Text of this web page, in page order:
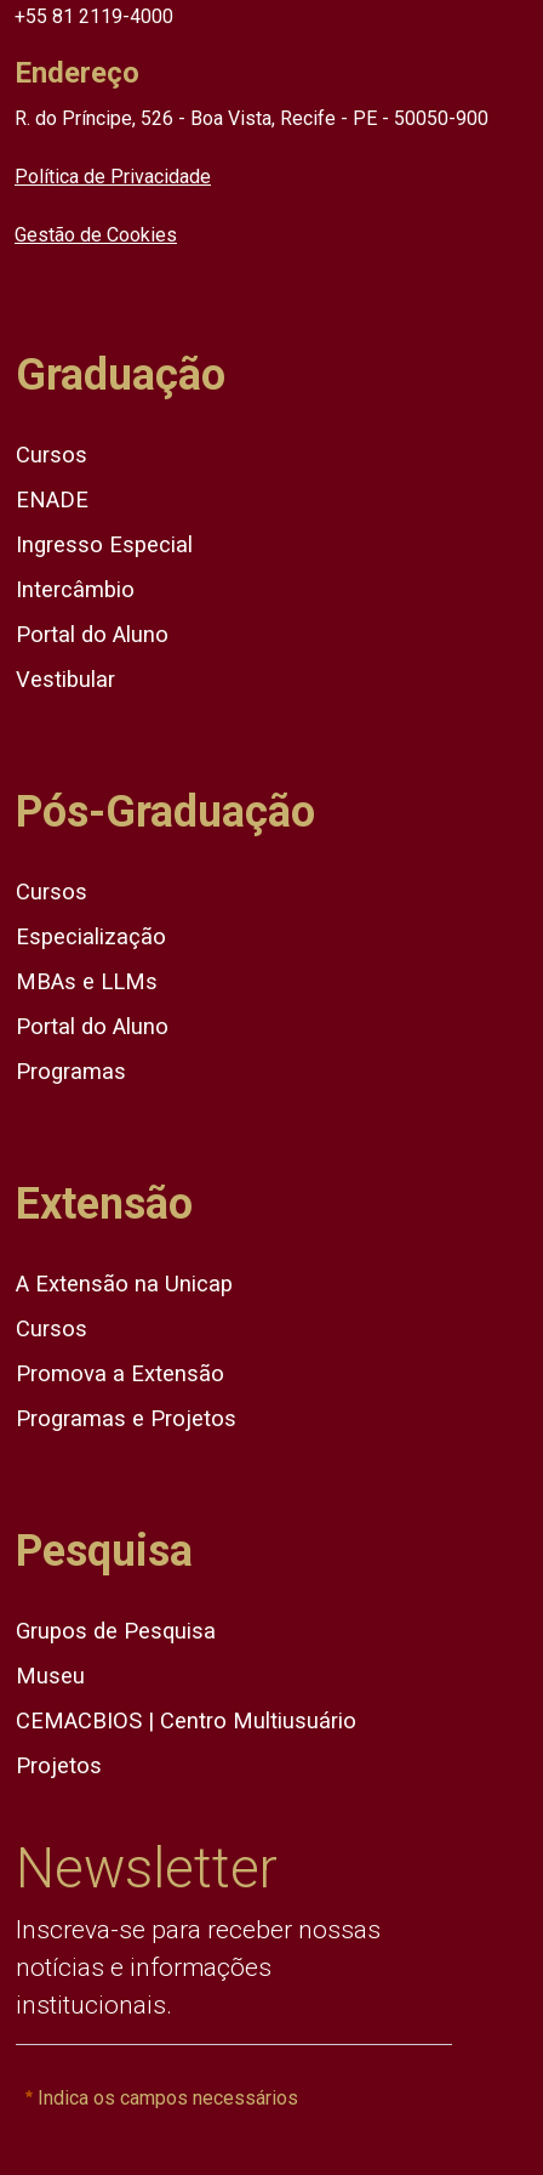
+55 81 2119-4000
Endereço
R. do Príncipe, 526 - Boa Vista, Recife - PE - 50050-900
Política de Privacidade
Gestão de Cookies
Graduação
Cursos
ENADE
Ingresso Especial
Intercâmbio
Portal do Aluno
Vestibular
Pós-Graduação
Cursos
Especialização
MBAs e LLMs
Portal do Aluno
Programas
Extensão
A Extensão na Unicap
Cursos
Promova a Extensão
Programas e Projetos
Pesquisa
Grupos de Pesquisa
Museu
CEMACBIOS | Centro Multiusuário
Projetos
Newsletter
Inscreva-se para receber nossas
notícias e informações
institucionais.
Indica os campos necessários